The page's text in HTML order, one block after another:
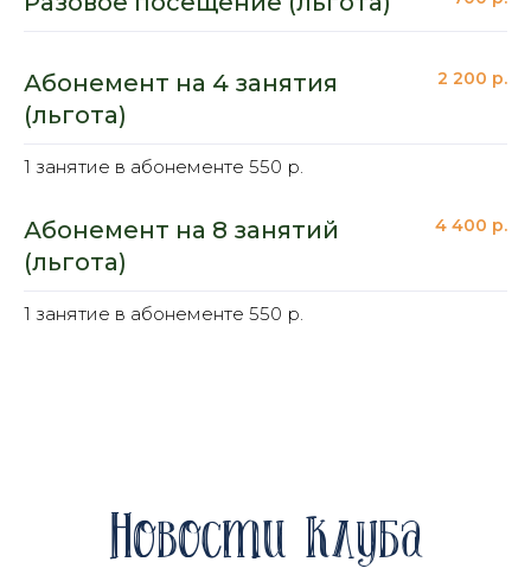
Абонемент на 4 занятия
(льгота)
2 200 р.
1 занятие в абонементе 550 р.
Абонемент на 8 занятий
(льгота)
4 400 р.
1 занятие в абонементе 550 р.
Новости клуба